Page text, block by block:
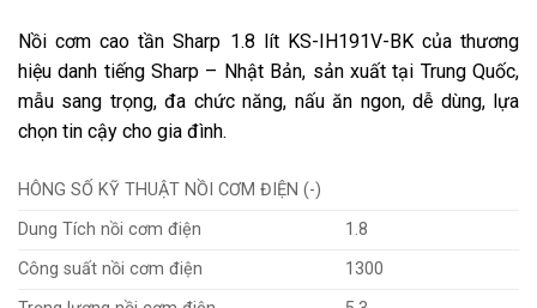
Nồi cơm cao tần Sharp 1.8 lít KS-IH191V-BK của thương
hiệu danh tiếng Sharp – Nhật Bản, sản xuất tại Trung Quốc,
mẫu sang trọng, đa chức năng, nấu ăn ngon, dễ dùng, lựa
chọn tin cậy cho gia đình.
HÔNG SỐ KỸ THUẬT NỒI CƠM ĐIỆN (-)
Dung Tích nồi cơm điện
1.8
Công suất nồi cơm điện
1300